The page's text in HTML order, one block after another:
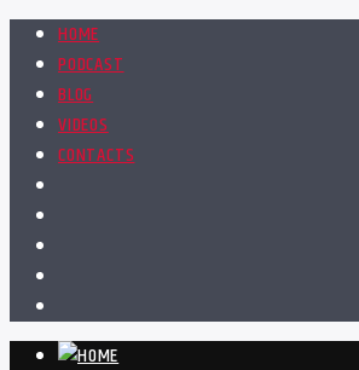
HOME
PODCAST
BLOG
VIDEOS
CONTACTS